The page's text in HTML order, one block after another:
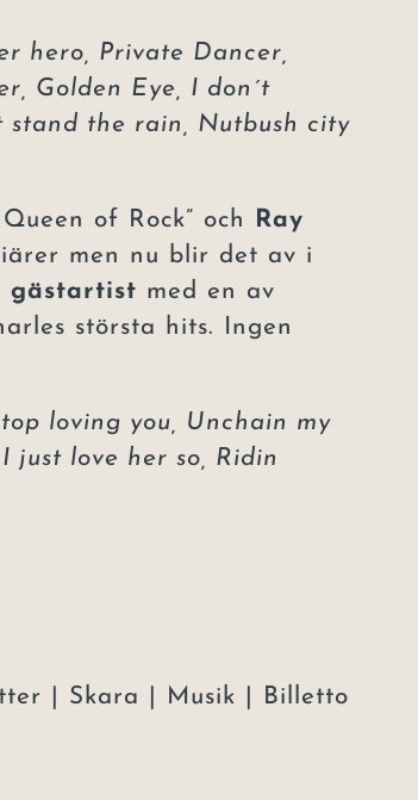
hero, Private Dancer,
Golden Eye, I don´t
stand the rain, Nutbush city
of Rock” och
Ray
men nu blir det av i
gästartist med en av
största hits. Ingen
loving you, Unchain my
just love her so, Ridin
| Skara | Musik | Billetto